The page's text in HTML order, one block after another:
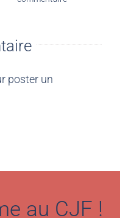
au CJF !